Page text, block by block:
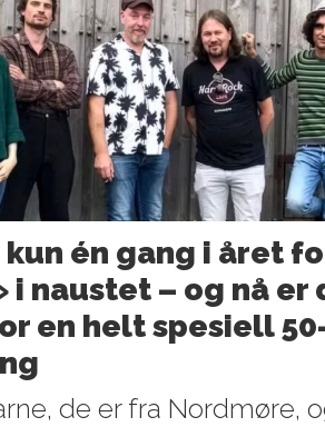
kun én gang i året
i naustet – og nå er
en helt spesiell
de er fra Nordmøre,